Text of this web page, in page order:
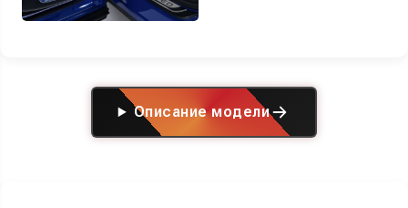
Описание модели